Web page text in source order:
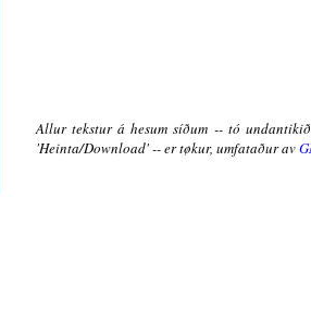
Allur tekstur á hesum síðum -- tó
'Heinta/Download' -- er tøkur, umfataður av